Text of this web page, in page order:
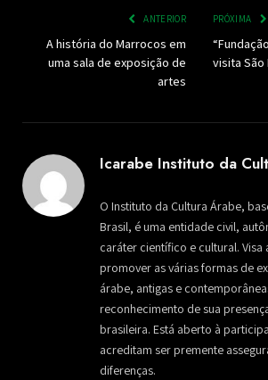
ANTERIOR
A história do Marrocos em
uma sala de exposição de
artes
PRÓXIMA
visita São
Icarabe Instituto da
O Instituto da Cultura Árabe,
Brasil, é uma entidade civil,
caráter científico e cultural. Visa
promover as várias formas de
árabe, antigas e
reconhecimento de sua
brasileira. Está aberto à
acreditam ser premente
diferenças.